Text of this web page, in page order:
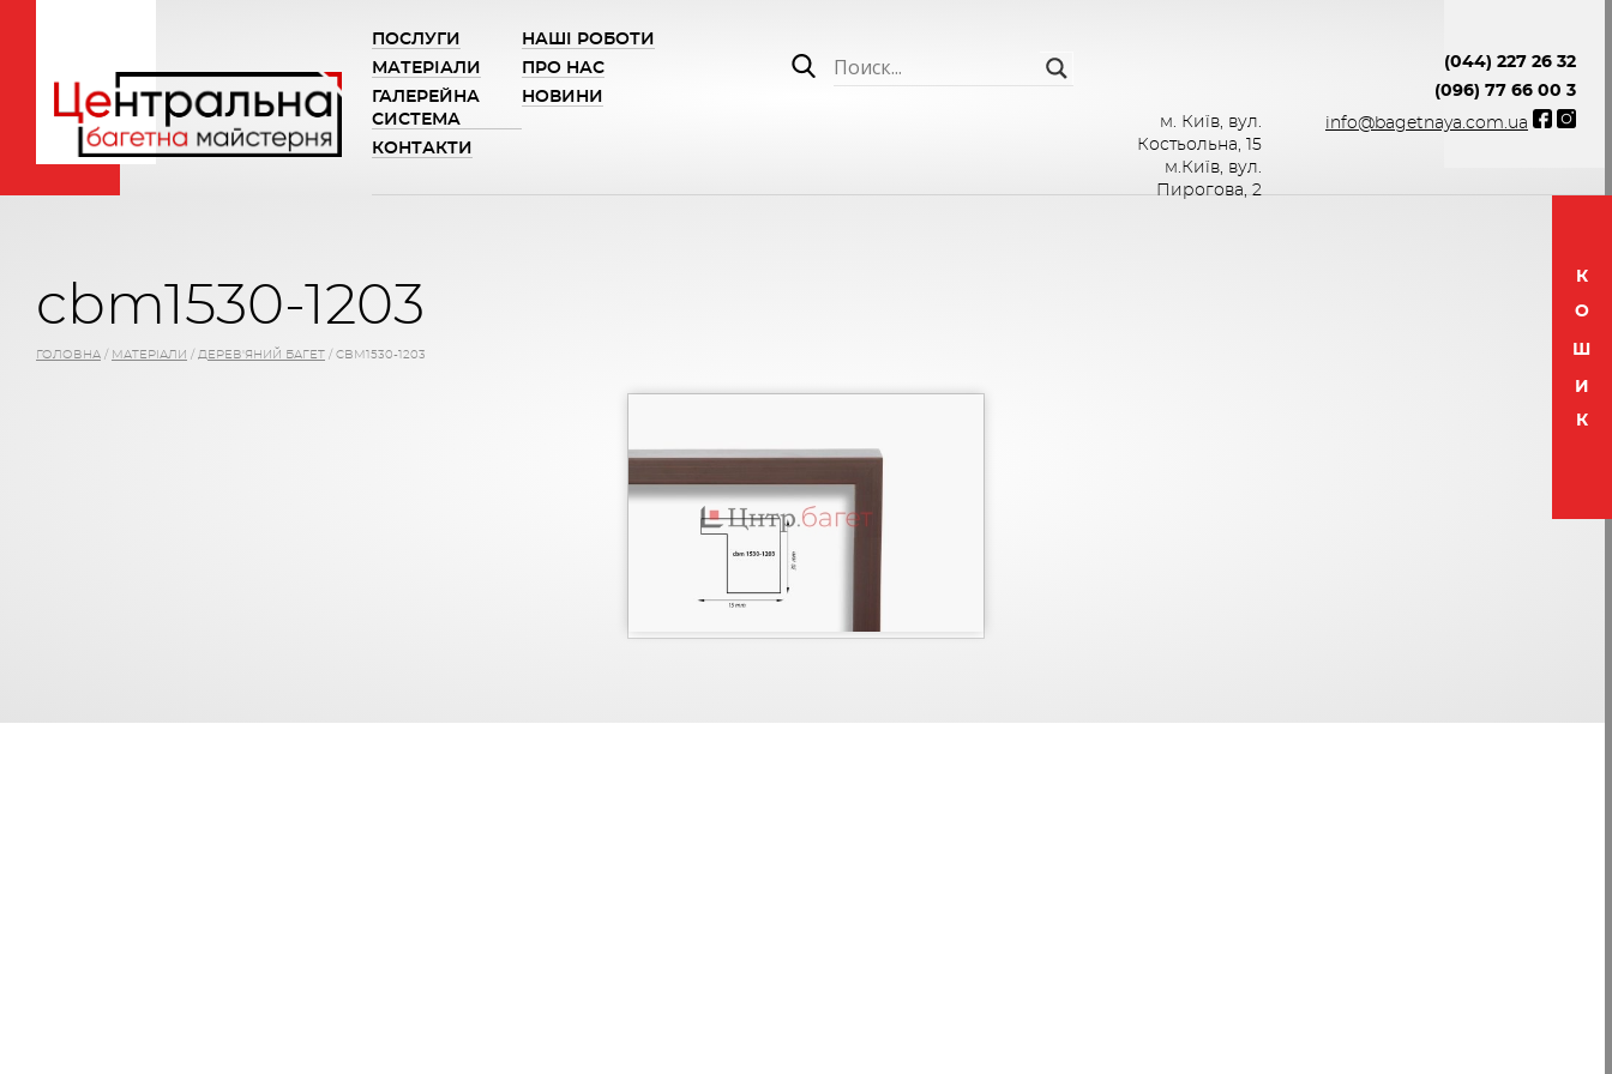
ПОСЛУГИ
НАШІ РОБОТИ
МАТЕРІАЛИ
ПРО НАС
ГАЛЕРЕЙНА
СИСТЕМА
НОВИНИ
КОНТАКТИ
м. Київ, вул.
Костьольна, 15
м.Київ, вул.
Пирогова, 2
(044) 227 26 32
(096) 77 66 00 3
info@bagetnaya.com.ua
cbm1530-1203
ГОЛОВНА / МАТЕРІАЛИ / ДЕРЕВ'ЯНИЙ БАГЕТ / CBM1530-1203
К
О
Ш
И
К